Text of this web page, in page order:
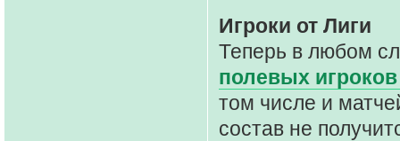
Игроки от Лиги
Теперь в любом
полевых
том числе и
состав не